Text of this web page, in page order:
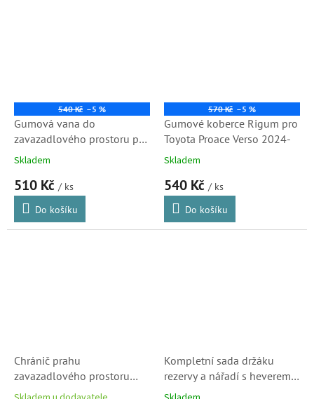
540 Kč –5 %
Gumová vana do
zavazadlového prostoru pro
TOYOTA Proace Verso 2016-
Skladem
510 Kč / ks
Do košíku
570 Kč –5 %
Gumové koberce Rigum pro
Toyota Proace Verso 2024-
Skladem
540 Kč / ks
Do košíku
Chránič prahu
zavazadlového prostoru
Citroën - SpaceTourer,
Kompletní sada držáku
rezervy a nářadí s heverem
pro Citroën Spacetourer /